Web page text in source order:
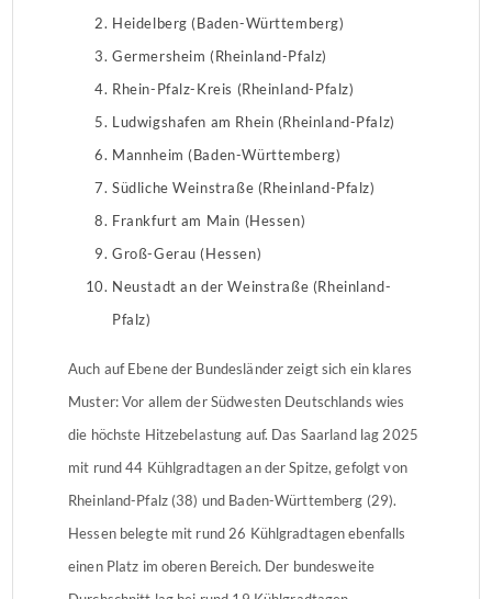
Heidelberg (Baden-Württemberg)
Germersheim (Rheinland-Pfalz)
Rhein-Pfalz-Kreis (Rheinland-Pfalz)
Ludwigshafen am Rhein (Rheinland-Pfalz)
Mannheim (Baden-Württemberg)
Südliche Weinstraße (Rheinland-Pfalz)
Frankfurt am Main (Hessen)
Groß-Gerau (Hessen)
Neustadt an der Weinstraße (Rheinland-
Pfalz)
Auch auf Ebene der Bundesländer zeigt sich ein klares
Muster: Vor allem der Südwesten Deutschlands wies
die höchste Hitzebelastung auf. Das Saarland lag 2025
mit rund 44 Kühlgradtagen an der Spitze, gefolgt von
Rheinland-Pfalz (38) und Baden-Württemberg (29).
Hessen belegte mit rund 26 Kühlgradtagen ebenfalls
einen Platz im oberen Bereich. Der bundesweite